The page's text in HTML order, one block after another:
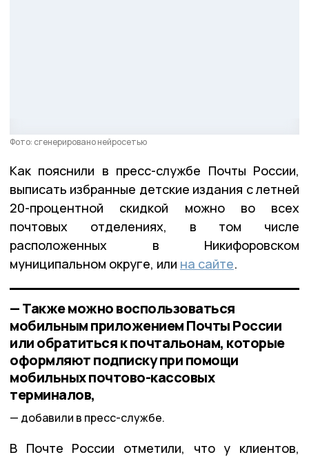
Фото: сгенерировано нейросетью
Как пояснили в пресс-службе Почты России,
выписать избранные детские издания с летней
20-процентной скидкой можно во всех
почтовых отделениях, в том числе
расположенных в Никифоровском
муниципальном округе, или на сайте.
— Также можно воспользоваться
мобильным приложением Почты России
или обратиться к почтальонам, которые
оформляют подписку при помощи
мобильных почтово-кассовых
терминалов,
добавили в пресс-службе.
В Почте России отметили, что у клиентов,